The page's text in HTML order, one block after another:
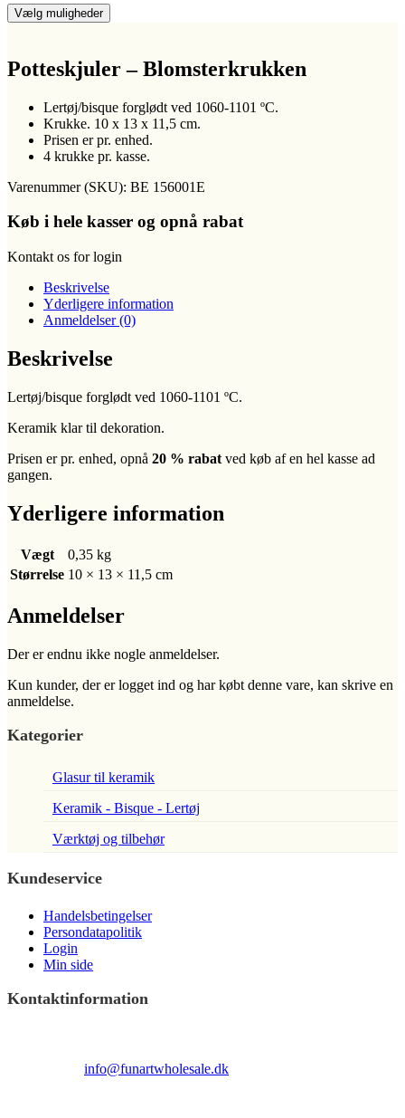
Vælg muligheder
Potteskjuler – Blomsterkrukken
Lertøj/bisque forglødt ved 1060-1101 ºC.
Krukke. 10 x 13 x 11,5 cm.
Prisen er pr. enhed.
4 krukke pr. kasse.
Varenummer (SKU): BE 156001E
Køb i hele kasser og opnå rabat
Kontakt os for login
Beskrivelse
Yderligere information
Anmeldelser (0)
Beskrivelse
Lertøj/bisque forglødt ved 1060-1101 ºC.
Keramik klar til dekoration.
Prisen er pr. enhed, opnå 20 % rabat ved køb af en hel kasse ad
gangen.
Yderligere information
Vægt
0,35 kg
Størrelse 10 × 13 × 11,5 cm
Anmeldelser
Der er endnu ikke nogle anmeldelser.
Kun kunder, der er logget ind og har købt denne vare, kan skrive en
anmeldelse.
Kategorier
Glasur til keramik
Keramik - Bisque - Lertøj
Værktøj og tilbehør
Kundeservice
Handelsbetingelser
Persondatapolitik
Login
Min side
Kontaktinformation
info@funartwholesale.dk